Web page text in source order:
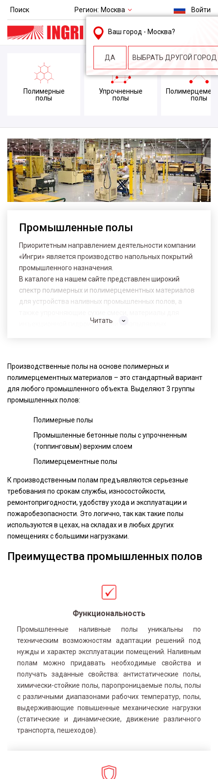
Поиск Регион: Москва
Ваш город - Москва?
ДА ВЫБРАТЬ ДРУГОЙ ГОРОД
Войти
msk@ingri.ru
пн. – пт.: 9.00-18.00
Полимерные
полы
Упрочненные
полы
полы
Промышленные полы
Приоритетным направлением деятельности компании
«Ингри» является производство напольных покрытий
промышленного назначения.
В каталоге на нашем сайте представлен широкий
спектр полимерных и полимерцементных материалов
для устройства наливных промышленных полов, а
инъекционной гидроизоляции и напыляемых
Читать
Производственные полы на основе полимерных и
полимерцементных материалов – это стандартный вариант
для любого промышленного объекта. Выделяют 3 группы
промышленных полов:
Полимерные полы
Промышленные бетонные полы с упрочненным
(топпинговым) верхним слоем
Полимерцементные полы
К производственным полам предъявляются серьезные
требования по срокам службы, износостойкости,
ремонтопригодности, удобству ухода и эксплуатации и
пожаробезопасности. Это логично, так как такие полы
используются в цехах, на складах и в любых других
помещениях с большими нагрузками.
Преимущества промышленных полов
Функциональность
Промышленные наливные полы уникальны по
техническим возможностям адаптации решений под
нужды и характер эксплуатации помещений. Наливным
полам можно придавать необходимые свойства и
получать заданные свойства: антистатические полы,
химически-стойкие полы, паропроницаемые полы, полы
с различными диапазонами рабочих температур, полы,
выдерживающие повышенные механические нагрузки
(статические и динамические, движение различного
транспорта, пешеходов).